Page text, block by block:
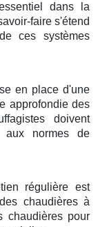
dans la
faire s'étend
ces systèmes
en place d'une
approfondie des
doivent
aux normes de
régulière est
chaudières à
chaudières pour